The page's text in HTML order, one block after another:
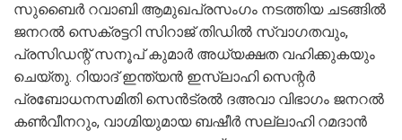
സുബൈർ റവാബി ആമുഖപ്രസംഗം നടത്തിയ ചടങ്ങിൽ
ജനറൽ സെക്രട്ടറി സിറാജ് തിഡിൽ സ്വാഗതവും,
പ്രസിഡന്റ്‌ സനൂപ് കുമാർ അധ്യക്ഷത വഹിക്കുകയും
ചെയ്തു. റിയാദ് ഇന്ത്യൻ ഇസ്ലാഹി സെന്റർ
പ്രബോധനസമിതി സെൻട്രൽ ദഅവാ വിഭാഗം ജനറൽ
കൺവീനറും, വാഗ്മിയുമായ ബഷീർ സല്ലാഹി റമദാൻ